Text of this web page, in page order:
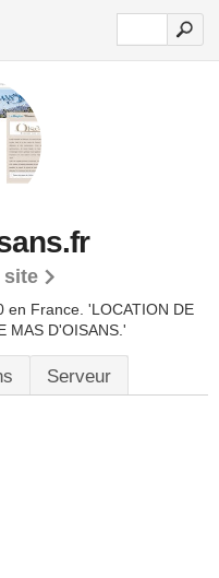
site
en France. 'LOCATION DE
MAS D'OISANS.'
Serveur